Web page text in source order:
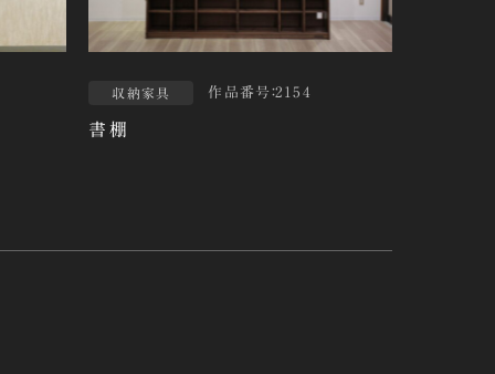
収納家具 作品番号：2154
書棚